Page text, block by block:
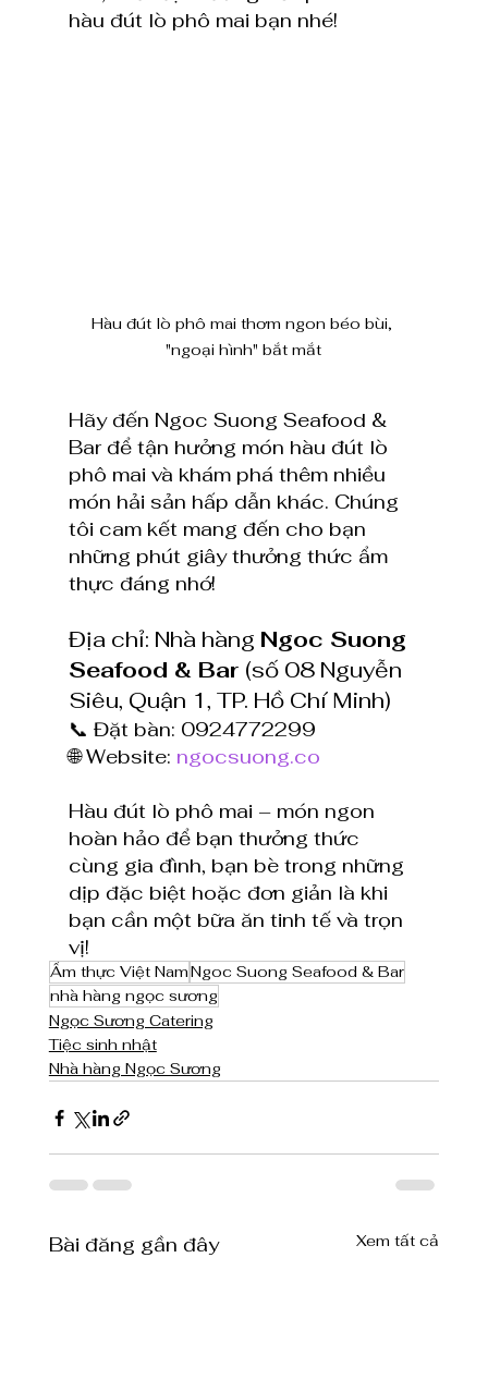
hàu đút lò phô mai bạn nhé!
Hàu đút lò phô mai thơm ngon béo bùi,
"ngoại hình" bắt mắt
Hãy đến Ngoc Suong Seafood &
Bar để tận hưởng món hàu đút lò
phô mai và khám phá thêm nhiều
món hải sản hấp dẫn khác. Chúng
tôi cam kết mang đến cho bạn
những phút giây thưởng thức ẩm
thực đáng nhớ!
Địa chỉ: Nhà hàng Ngoc Suong
Seafood & Bar (số 08 Nguyễn
Siêu, Quận 1, TP. Hồ Chí Minh)
📞 Đặt bàn: 0924772299
🌐 Website: ngocsuong.co
Hàu đút lò phô mai – món ngon
hoàn hảo để bạn thưởng thức
cùng gia đình, bạn bè trong những
dịp đặc biệt hoặc đơn giản là khi
bạn cần một bữa ăn tinh tế và trọn
vị!
Ẩm thực Việt NamNgoc Suong Seafood & Bar
nhà hàng ngọc sương
Ngọc Sương Catering
Tiệc sinh nhật
Nhà hàng Ngọc Sương
Bài đăng gần đây Xem tất cả